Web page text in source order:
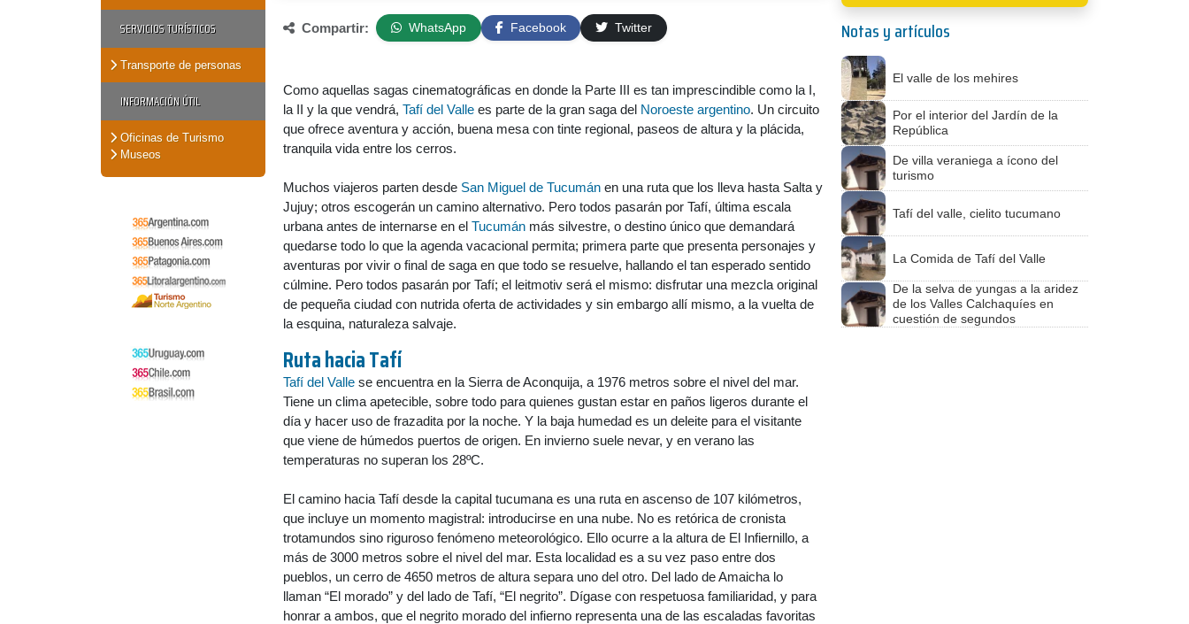
SERVICIOS TURÍSTICOS
Transporte de personas
INFORMACIÓN ÚTIL
Oficinas de Turismo
Museos
Compartir: WhatsApp Facebook Twitter
Como aquellas sagas cinematográficas en donde la Parte III es tan imprescindible como la I,
la II y la que vendrá, Tafí del Valle es parte de la gran saga del Noroeste argentino. Un circuito
que ofrece aventura y acción, buena mesa con tinte regional, paseos de altura y la plácida,
tranquila vida entre los cerros.
Muchos viajeros parten desde San Miguel de Tucumán en una ruta que los lleva hasta Salta y
Jujuy; otros escogerán un camino alternativo. Pero todos pasarán por Tafí, última escala
urbana antes de internarse en el Tucumán más silvestre, o destino único que demandará
quedarse todo lo que la agenda vacacional permita; primera parte que presenta personajes y
aventuras por vivir o final de saga en que todo se resuelve, hallando el tan esperado sentido
cúlmine. Pero todos pasarán por Tafí; el leitmotiv será el mismo: disfrutar una mezcla original
de pequeña ciudad con nutrida oferta de actividades y sin embargo allí mismo, a la vuelta de
la esquina, naturaleza salvaje.
Ruta haciaTafí
Tafí del Valle se encuentra en la Sierra de Aconquija, a 1976 metros sobre el nivel del mar.
Tiene un clima apetecible, sobre todo para quienes gustan estar en paños ligeros durante el
día y hacer uso de frazadita por la noche. Y la baja humedad es un deleite para el visitante
que viene de húmedos puertos de origen. En invierno suele nevar, y en verano las
temperaturas no superan los 28ºC.
El camino hacia Tafí desde la capital tucumana es una ruta en ascenso de 107 kilómetros,
que incluye un momento magistral: introducirse en una nube. No es retórica de cronista
trotamundos sino riguroso fenómeno meteorológico. Ello ocurre a la altura de El Infiernillo, a
más de 3000 metros sobre el nivel del mar. Esta localidad es a su vez paso entre dos
pueblos, un cerro de 4650 metros de altura separa uno del otro. Del lado de Amaicha lo
llaman “El morado” y del lado de Tafí, “El negrito”. Dígase con respetuosa familiaridad, y para
honrar a ambos, que el negrito morado del infierno representa una de las escaladas favoritas
Notas y artículos
El valle de los mehires
Por el interior del Jardín de la
República
De villa veraniega a ícono del
turismo
Tafí del valle, cielito tucumano
La Comida de Tafí del Valle
De la selva de yungas a la aridez
de los Valles Calchaquíes en
cuestión de segundos